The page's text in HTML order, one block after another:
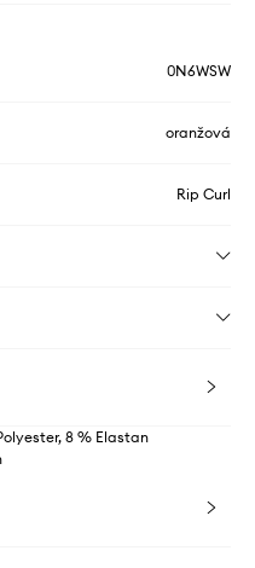
0N6WSW
oranžová
Rip Curl
8 % Elastan